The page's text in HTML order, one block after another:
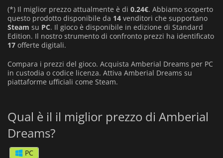
0.26€
(*) Il miglior prezzo attualmente è di 0.24€. Abbiamo scoperto
questo prodotto disponibile da 14 venditori che supportano
Steam su PC. Il gioco è disponibile in edizione di Standard
Edition. Il nostro strumento di confronto prezzi ha identificato
17 offerte digitali.
Compara i prezzi del gioco. Acquista Amberial Dreams per PC
in custodia o codice licenza. Attiva Amberial Dreams su
piattaforme ufficiali come Steam.
Qual è il il miglior prezzo di Amberial
Dreams?
PC